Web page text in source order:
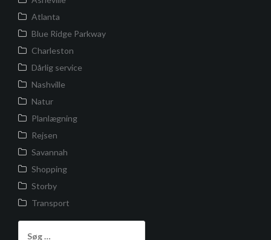
Atlanta
Blue Ridge Parkway
Charleston
Dårlig service
Nashville
Natur
Planlægning
Rejsen
Savannah
Shopping
Storby
Transport